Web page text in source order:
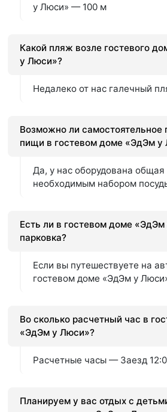
у Люси» — 100 м
Какой пляж возле гостевого
у Люси»?
Недалеко от нас галечный
Возможно ли самостоятельное
пищи в гостевом доме «ЭдЭм у
Да, у нас оборудована общая
необходимым набором
Есть ли в гостевом доме
парковка?
Если вы путешествуете на
гостевом доме «ЭдЭм у
Во сколько расчетный час в
«ЭдЭм у Люси»?
Расчетные часы — Заезд
Планируем у вас отдых с